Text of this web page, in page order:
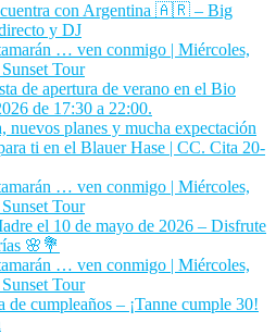
con Argentina 🇦🇷 – Big
y DJ
… ven conmigo | Miércoles,
Tour
de apertura de verano en el Bio
de 17:30 a 22:00.
nuevos planes y mucha expectación
ti en el Blauer Hase | CC. Cita 20-
… ven conmigo | Miércoles,
Tour
el 10 de mayo de 2026 – Disfrute
🌸💐
… ven conmigo | Miércoles,
Tour
de cumpleaños – ¡Tanne cumple 30!